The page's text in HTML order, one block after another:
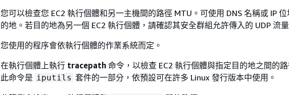
您可以檢查您 EC2 執行個體和另一主機間的路徑 MTU。可使用 DNS 名稱或 IP 位
的地。若目的地為另一個 EC2 執行個體，請確認其安全群組允許傳入的 UDP 流量
您使用的程序會依執行個體的作業系統而定。
在執行個體上執行 tracepath 命令，以檢查 EC2 執行個體與指定目的地之間的路
此命令是 iputils 套件的一部分，依預設可在許多 Linux 發行版本中使用。